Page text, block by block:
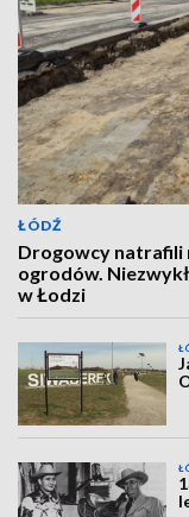
ŁÓDŹ
Drogowcy natrafili
ogrodów.
w Łodzi